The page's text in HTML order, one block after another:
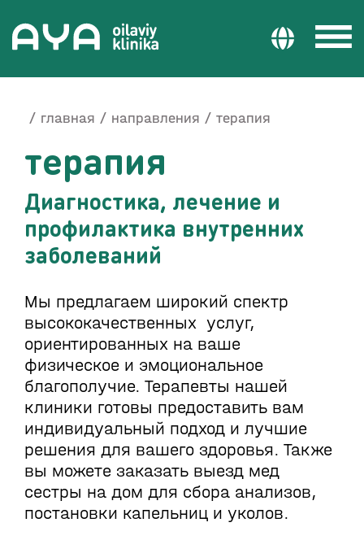
главная направления терапия
терапия
Диагностика, лечение и
профилактика внутренних
заболеваний
Мы предлагаем широкий спектр
высококачественных услуг,
ориентированных на ваше
физическое и эмоциональное
благополучие. Терапевты нашей
клиники готовы предоставить вам
индивидуальный подход и лучшие
решения для вашего здоровья. Также
вы можете заказать выезд мед
сестры на дом для сбора анализов,
постановки капельниц и уколов.